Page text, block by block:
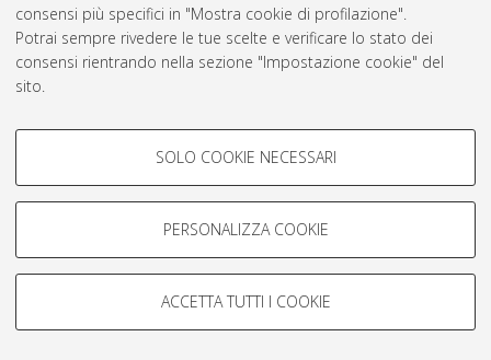
consensi più specifici in "Mostra cookie di profilazione".
Potrai sempre rivedere le tue scelte e verificare lo stato dei
consensi rientrando nella sezione "Impostazione cookie" del
sito.
COOKIE DI PROFILAZIONE -
Si tratta di cookie utilizzati per analizzare le caratteristiche della
navigazione degli utenti, creare profili in base al loro comportamento
Mostra cookie di profilazione
COOKIE TECNICI - NECESSARI
SOLO COOKIE NECESSARI
PERSONALIZZA COOKIE
ACCETTA TUTTI I COOKIE
Servizio implementato e gestito da AlmaDL
Impostazioni Cookie
© ALMA MATER STUDIORUM - Università di Bologna, 2007-2026.